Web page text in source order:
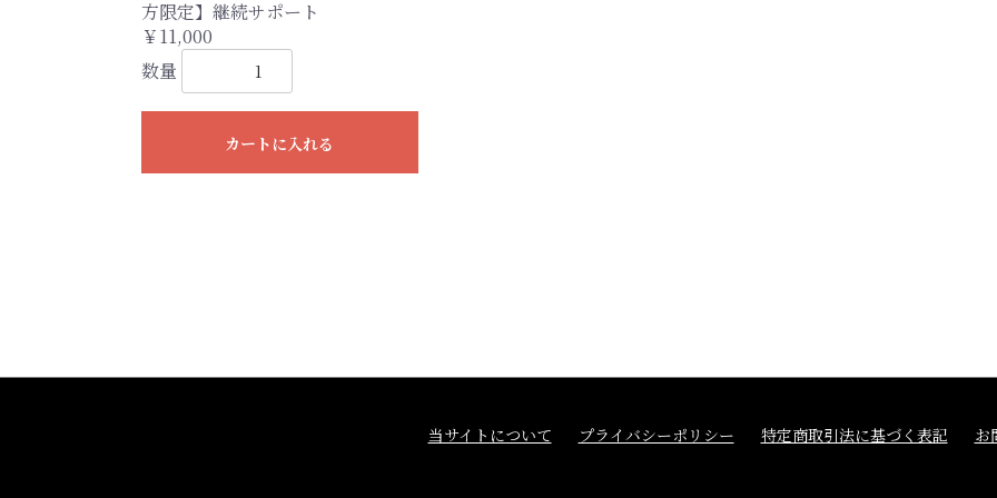
方限定】継続サポート
￥11,000
数量
カートに入れる
当サイトについて プライバシーポリシー 特定商取引法に基づく表記 お